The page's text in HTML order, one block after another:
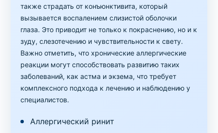
также страдать от конъюнктивита, который
вызывается воспалением слизистой оболочки
глаза. Это приводит не только к покраснению, но и к
зуду, слезотечению и чувствительности к свету.
Важно отметить, что хронические аллергические
реакции могут способствовать развитию таких
заболеваний, как астма и экзема, что требует
комплексного подхода к лечению и наблюдению у
специалистов.
Аллергический ринит